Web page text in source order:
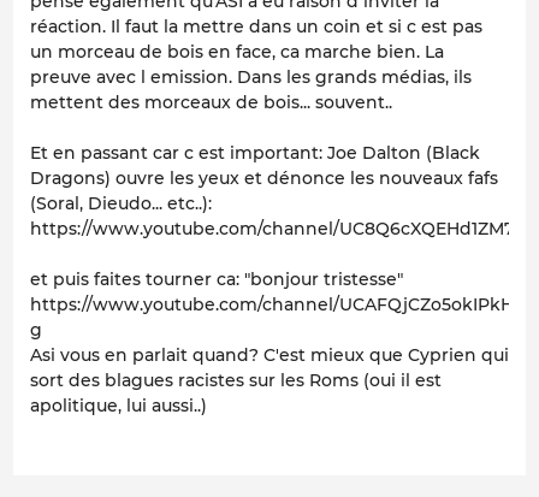
réaction. Il faut la mettre dans un coin et si c est pas
un morceau de bois en face, ca marche bien. La
preuve avec l emission. Dans les grands médias, ils
mettent des morceaux de bois... souvent..
Et en passant car c est important: Joe Dalton (Black
Dragons) ouvre les yeux et dénonce les nouveaux fafs
(Soral, Dieudo... etc..):
https://www.youtube.com/channel/
et puis faites tourner ca: "bonjour tristesse"
https://www.youtube.com/channel/
g
Asi vous en parlait quand? C'est mieux que Cyprien qui
sort des blagues racistes sur les Roms (oui il est
apolitique, lui aussi..)